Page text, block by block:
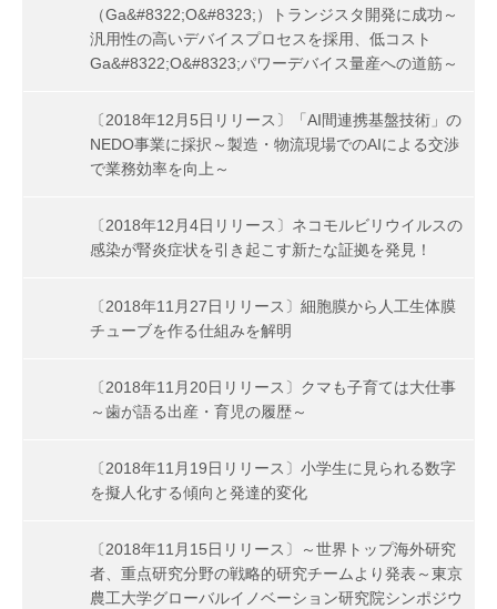
（Ga&#8322;O&#8323;）トランジスタ開発に成功～
汎用性の高いデバイスプロセスを採用、低コスト
Ga&#8322;O&#8323;パワーデバイス量産への道筋～
〔2018年12月5日リリース〕「AI間連携基盤技術」の
NEDO事業に採択～製造・物流現場でのAIによる交渉
で業務効率を向上～
〔2018年12月4日リリース〕ネコモルビリウイルスの
感染が腎炎症状を引き起こす新たな証拠を発見！
〔2018年11月27日リリース〕細胞膜から人工生体膜
チューブを作る仕組みを解明
〔2018年11月20日リリース〕クマも子育ては大仕事
～歯が語る出産・育児の履歴～
〔2018年11月19日リリース〕小学生に見られる数字
を擬人化する傾向と発達的変化
〔2018年11月15日リリース〕～世界トップ海外研究
者、重点研究分野の戦略的研究チームより発表～東京
農工大学グローバルイノベーション研究院シンポジウ